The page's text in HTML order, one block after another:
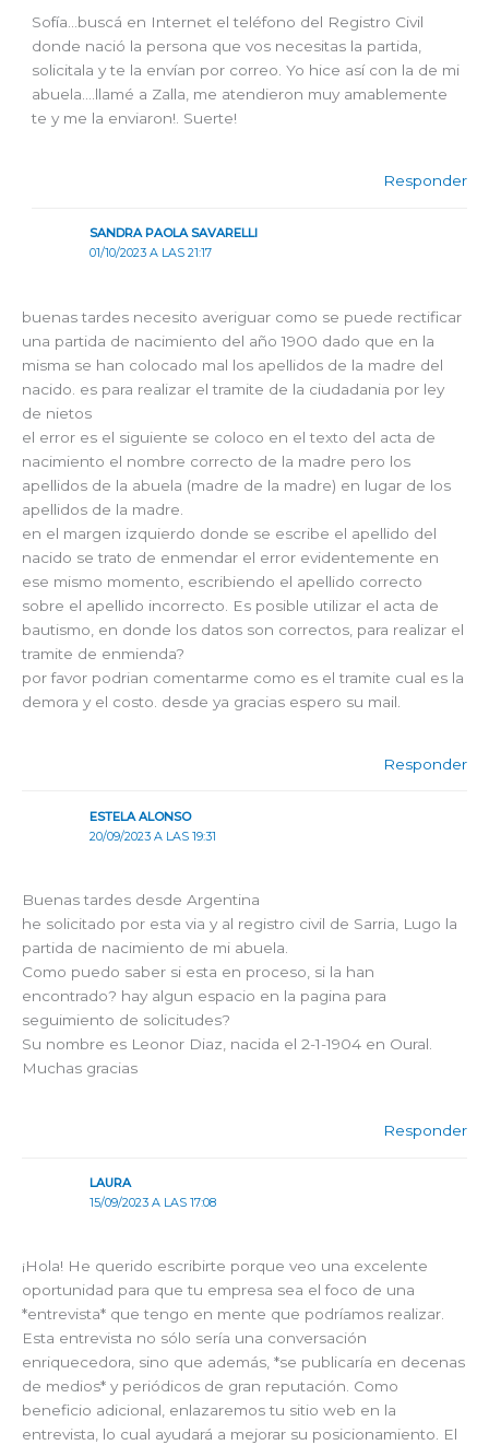
Sofía…buscá en Internet el teléfono del Registro Civil
donde nació la persona que vos necesitas la partida,
solicitala y te la envían por correo. Yo hice así con la de mi
abuela….llamé a Zalla, me atendieron muy amablemente
te y me la enviaron!. Suerte!
Responder
SANDRA PAOLA SAVARELLI
01/10/2023 A LAS 21:17
buenas tardes necesito averiguar como se puede rectificar
una partida de nacimiento del año 1900 dado que en la
misma se han colocado mal los apellidos de la madre del
nacido. es para realizar el tramite de la ciudadania por ley
de nietos
el error es el siguiente se coloco en el texto del acta de
nacimiento el nombre correcto de la madre pero los
apellidos de la abuela (madre de la madre) en lugar de los
apellidos de la madre.
en el margen izquierdo donde se escribe el apellido del
nacido se trato de enmendar el error evidentemente en
ese mismo momento, escribiendo el apellido correcto
sobre el apellido incorrecto. Es posible utilizar el acta de
bautismo, en donde los datos son correctos, para realizar el
tramite de enmienda?
por favor podrian comentarme como es el tramite cual es la
demora y el costo. desde ya gracias espero su mail.
Responder
ESTELA ALONSO
20/09/2023 A LAS 19:31
Buenas tardes desde Argentina
he solicitado por esta via y al registro civil de Sarria, Lugo la
partida de nacimiento de mi abuela.
Como puedo saber si esta en proceso, si la han
encontrado? hay algun espacio en la pagina para
seguimiento de solicitudes?
Su nombre es Leonor Diaz, nacida el 2-1-1904 en Oural.
Muchas gracias
Responder
LAURA
15/09/2023 A LAS 17:08
¡Hola! He querido escribirte porque veo una excelente
oportunidad para que tu empresa sea el foco de una
*entrevista* que tengo en mente que podríamos realizar.
Esta entrevista no sólo sería una conversación
enriquecedora, sino que además, *se publicaría en decenas
de medios* y periódicos de gran reputación. Como
beneficio adicional, enlazaremos tu sitio web en la
entrevista, lo cual ayudará a mejorar su posicionamiento. El